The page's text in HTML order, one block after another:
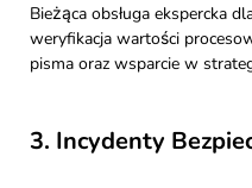
Bieżąca obsługa ekspercka
weryfikacja wartości
pisma oraz wsparcie w
3. Incydenty